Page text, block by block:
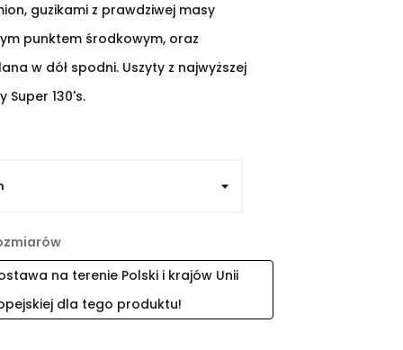
guzikami z prawdziwej masy
punktem środkowym, oraz
w dół spodni. Uszyty z najwyższej
Super 130's.
na terenie Polski i krajów Unii
dla tego produktu!